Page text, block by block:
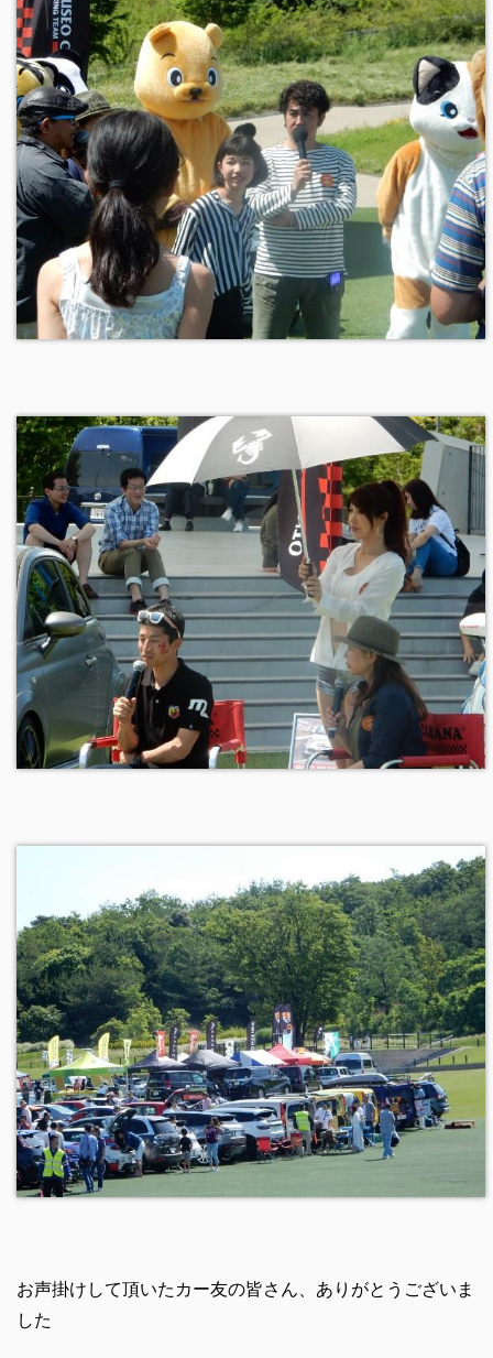
お声掛けして頂いたカー友の皆さん、ありがとうございま
した